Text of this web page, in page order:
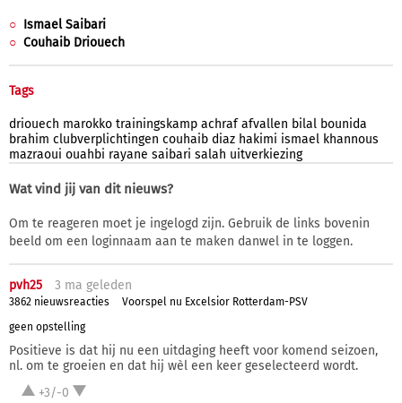
Ismael Saibari
Couhaib Driouech
Tags
driouech marokko trainingskamp achraf afvallen bilal bounida
brahim clubverplichtingen couhaib diaz hakimi ismael khannous
mazraoui ouahbi rayane saibari salah uitverkiezing
Wat vind jij van dit nieuws?
Om te reageren moet je ingelogd zijn. Gebruik de links bovenin
beeld om een loginnaam aan te maken danwel in te loggen.
pvh25 3 ma geleden
3862 nieuwsreacties
Voorspel nu Excelsior Rotterdam-PSV
geen opstelling
Positieve is dat hij nu een uitdaging heeft voor komend seizoen,
nl. om te groeien en dat hij wèl een keer geselecteerd wordt.
+3/-0